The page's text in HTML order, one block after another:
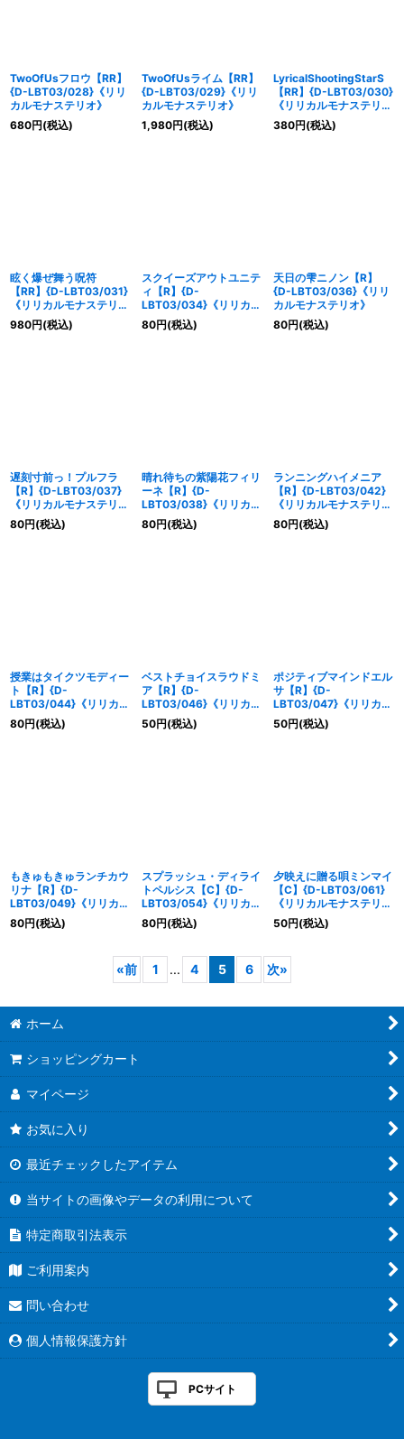
TwoOfUsフロウ【RR】
{D-LBT03/028}《リリ
カルモナステリオ》
680円(税込)
TwoOfUsライム【RR】
{D-LBT03/029}《リリ
カルモナステリオ》
1,980円(税込)
LyricalShootingStarS
【RR】{D-LBT03/030}
《リリカルモナステリ
オ》
380円(税込)
眩く爆ぜ舞う呪符
【RR】{D-LBT03/031}
《リリカルモナステリ
オ》
980円(税込)
スクイーズアウトユニテ
ィ【R】{D-
LBT03/034}《リリカル
モナステリオ》
80円(税込)
天日の雫ニノン【R】
{D-LBT03/036}《リリ
カルモナステリオ》
80円(税込)
遅刻寸前っ！プルフラ
【R】{D-LBT03/037}
《リリカルモナステリ
オ》
80円(税込)
晴れ待ちの紫陽花フィリ
ーネ【R】{D-
LBT03/038}《リリカル
モナステリオ》
80円(税込)
ランニングハイメニア
【R】{D-LBT03/042}
《リリカルモナステリ
オ》
80円(税込)
授業はタイクツモディー
ト【R】{D-
LBT03/044}《リリカル
モナステリオ》
80円(税込)
ベストチョイスラウドミ
ア【R】{D-
LBT03/046}《リリカル
モナステリオ》
50円(税込)
ポジティブマインドエル
サ【R】{D-
LBT03/047}《リリカル
モナステリオ》
50円(税込)
もきゅもきゅランチカウ
リナ【R】{D-
LBT03/049}《リリカル
モナステリオ》
80円(税込)
スプラッシュ・ディライ
トペルシス【C】{D-
LBT03/054}《リリカル
モナステリオ》
80円(税込)
夕映えに贈る唄ミンマイ
【C】{D-LBT03/061}
《リリカルモナステリ
オ》
50円(税込)
«前 1 ... 4 5 6 次»
ホーム
ショッピングカート
マイページ
お気に入り
最近チェックしたアイテム
当サイトの画像やデータの利用について
特定商取引法表示
ご利用案内
問い合わせ
個人情報保護方針
PCサイト